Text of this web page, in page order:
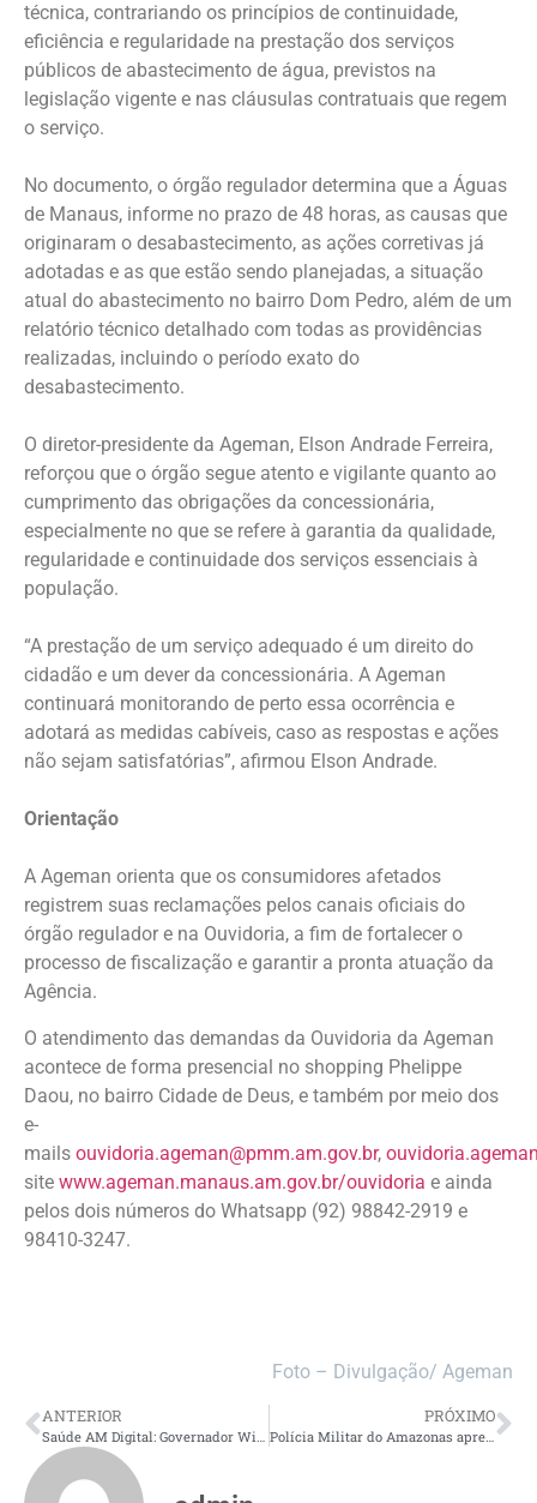
técnica, contrariando os princípios de continuidade,
eficiência e regularidade na prestação dos serviços
públicos de abastecimento de água, previstos na
legislação vigente e nas cláusulas contratuais que regem
o serviço.
No documento, o órgão regulador determina que a Águas
de Manaus, informe no prazo de 48 horas, as causas que
originaram o desabastecimento, as ações corretivas já
adotadas e as que estão sendo planejadas, a situação
atual do abastecimento no bairro Dom Pedro, além de um
relatório técnico detalhado com todas as providências
realizadas, incluindo o período exato do
desabastecimento.
O diretor-presidente da Ageman, Elson Andrade Ferreira,
reforçou que o órgão segue atento e vigilante quanto ao
cumprimento das obrigações da concessionária,
especialmente no que se refere à garantia da qualidade,
regularidade e continuidade dos serviços essenciais à
população.
“A prestação de um serviço adequado é um direito do
cidadão e um dever da concessionária. A Ageman
continuará monitorando de perto essa ocorrência e
adotará as medidas cabíveis, caso as respostas e ações
não sejam satisfatórias”, afirmou Elson Andrade.
Orientação
A Ageman orienta que os consumidores afetados
registrem suas reclamações pelos canais oficiais do
órgão regulador e na Ouvidoria, a fim de fortalecer o
processo de fiscalização e garantir a pronta atuação da
Agência.
O atendimento das demandas da Ouvidoria da Ageman
acontece de forma presencial no shopping Phelippe
Daou, no bairro Cidade de Deus, e também por meio dos
e-
mails ouvidoria.ageman@pmm.am.gov.br,
site www.ageman.manaus.am.gov.br/ouvidoria e ainda
pelos dois números do Whatsapp (92) 98842-2919 e
98410-3247.
Foto – Divulgação/ Ageman
ANTERIOR PRÓXIMO
Polícia Militar do Amazonas apreende sete armas e mais de 1 quilo de drogas em operações da Força Tática